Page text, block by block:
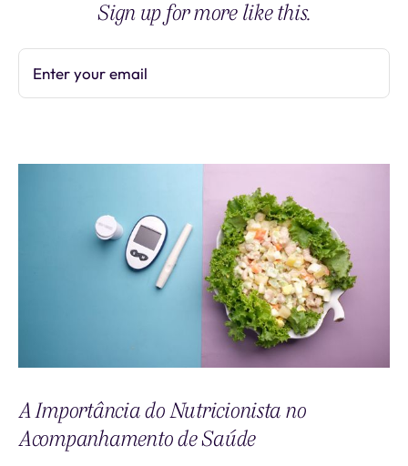
Sign up for more like this.
Enter your email
A Importância do Nutricionista no
Acompanhamento de Saúde